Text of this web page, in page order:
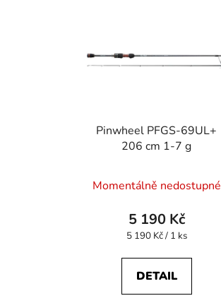
Pinwheel PFGS-69UL+
206 cm 1-7 g
hodnocení
produktu
je
z
Momentálně nedostupné
5 190 Kč
Měrná
5 190 Kč / 1 ks
DETAIL